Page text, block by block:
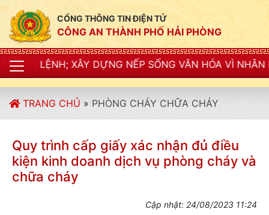
CỔNG THÔNG TIN ĐIỆN TỬ
CÔNG AN THÀNH PHỐ HẢI PHÒNG
XÂY DỰNG NẾP SỐNG VĂN HÓA VÌ NHÂN DÂN
TRANG CHỦ » PHÒNG CHÁY CHỮA CHÁY
Quy trình cấp giấy xác nhận đủ điều
kiện kinh doanh dịch vụ phòng cháy và
chữa cháy
Cập nhật: 24/08/2023 11:24